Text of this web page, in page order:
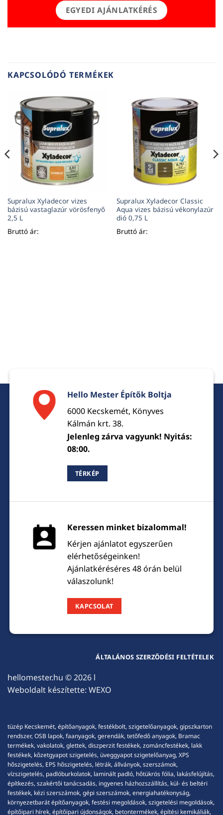
EGYEDI AJÁNLATKÉRÉS
KAPCSOLÓDÓ TERMÉKEK
Supralux Xyladecor vizes
bázisú vastaglazúr vörösfenyő
2,5 L
Bruttó ár:
Supralux Xyladecor Classic
Aqua vizes bázisú vékonylazúr
dió 0,75 L
Bruttó ár:
Hello Mester Építők Boltja
6000 Kecskemét, Könyves
Kálmán krt. 38.
Jelenleg zárva vagyunk! Nyitás:
08:00.
TÉRKÉP
Keressen minket bizalommal!
Kérjen ajánlatot egyszerűen
elérhetőségeinken!
Ajánlatkéréséres 48 órán belül
válaszolunk!
KAPCSOLAT
hellomester.hu © 2026 l
Weboldalt készítette: WEXO
ÁLTALÁNOS SZERZŐDÉSI FELTÉTELEK
tüzép Kecskemét, építőanyagok, festékbolt, szigetelőanyagok, gipszkarton
rendszer, OSB lapok, faanyagok, gerendák, tetőfedő anyagok, Bramac
termékek, vakolatok, glettek, diszperzit festékek, zománcfestékek, lakk
festékek, kőzetgyapot szigetelés, üveggyapot szigetelőanyag, XPS
hőszigetelés, EPS hőszigetelés, létrák, állványok, szerszámok,
vízszigetelés, padlóburkolatok, laminált padló, hőtükrös fólia, lakásfelújítás,
építkezés, szakértői tanácsadás, ingyenes házhozszállítás, kül- és beltéri
festékek, kézi szerszámok, gépi szerszámok, energiahatékonyság,
környezetbarát építőanyagok, festési megoldások, szigetelési megoldások,
építőipari hírek, építőipari újdonságok, betontermékek, építési kemikáliák,